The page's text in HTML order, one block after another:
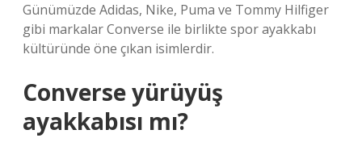
Günümüzde Adidas, Nike, Puma ve Tommy Hilfiger
gibi markalar Converse ile birlikte spor ayakkabı
kültüründe öne çıkan isimlerdir.
Converse yürüyüş
ayakkabısı mı?